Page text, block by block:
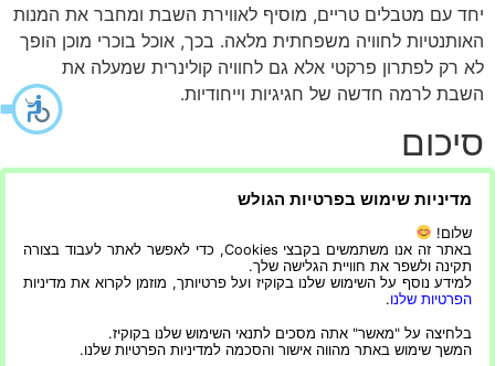
יחד עם מטבלים טריים, מוסיף לאווירת השבת ומחבר את המנות
האותנטיות לחוויה משפחתית מלאה. בכך, אוכל בוכרי מוכן הופך
לא רק לפתרון פרקטי אלא גם לחוויה קולינרית שמעלה את
השבת לרמה חדשה של חגיגיות וייחודיות.
סיכום
אוכל בוכרי מוכן מאפשר לכם ליהנות מהעושר והטעמים של
המטבח המסורתי מבלי להשקיע שעות ארוכות בהכנה. הוא מציע
חיסכון בזמן, שילוב של טעמים עשירים ומגוונים, ושומר על
האותנטיות של המסורת הבוכרית. עם בחירה נכונה של מנות,
חימום מתאים והגשה חגיגית, ניתן להפוך את שולחן השבת
לחגיגה קולינרית מלאה, שתשמח את כל המשפחה ותגרום לכל
אורח להרגיש שהוא עובר מסע תרבותי וטעמים ייחודי.
מדיניות שימוש בפרטיות הגולש
שלום!
באתר זה אנו משתמשים בקבצי Cookies, כדי לאפשר לאתר לעבוד בצורה
תקינה ולשפר את חוויית הגלישה שלך.
למידע נוסף על השימוש שלנו בקוקיז ועל פרטיותך, מוזמן לקרוא את מדיניות
הפרטיות שלנו.
בלחיצה על "מאשר" אתה מסכים לתנאי השימוש שלנו בקוקיז.
המשך שימוש באתר מהווה אישור והסכמה למדיניות הפרטיות שלנו.